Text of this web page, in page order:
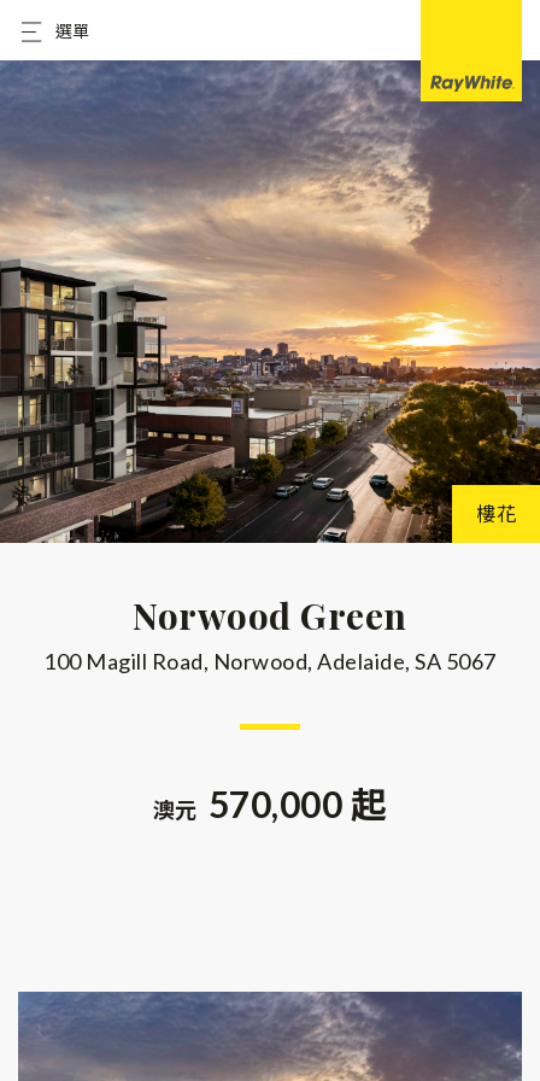
選單
樓花
Norwood Green
100 Magill Road, Norwood, Adelaide, SA 5067
澳元 570,000 起